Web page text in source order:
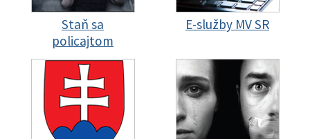
Staň sa
policajtom
E-služby MV SR